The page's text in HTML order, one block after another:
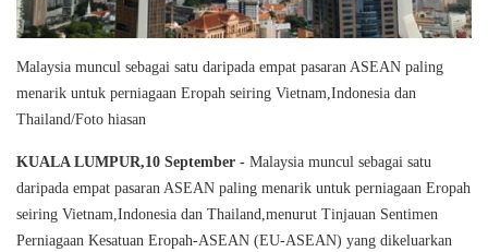
Malaysia muncul sebagai satu daripada empat pasaran ASEAN paling
menarik untuk perniagaan Eropah seiring Vietnam,Indonesia dan
Thailand/Foto hiasan
KUALA LUMPUR,10 September - Malaysia muncul sebagai satu
daripada empat pasaran ASEAN paling menarik untuk perniagaan Eropah
seiring Vietnam,Indonesia dan Thailand,menurut Tinjauan Sentimen
Perniagaan Kesatuan Eropah-ASEAN (EU-ASEAN) yang dikeluarkan